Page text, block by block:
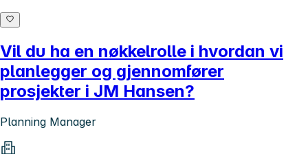
Vil du ha en nøkkelrolle i hvordan vi
planlegger og gjennomfører
prosjekter i JM Hansen?
Planning Manager